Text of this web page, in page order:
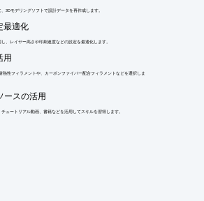
3Dモデリングソフトで設計データを再作成します。
最適化
、レイヤー高さや印刷速度などの設定を最適化します。
用
熱性フィラメントや、カーボンファイバー配合フィラメントなどを選択しま
ースの活用
ュートリアル動画、書籍などを活用してスキルを習得します。